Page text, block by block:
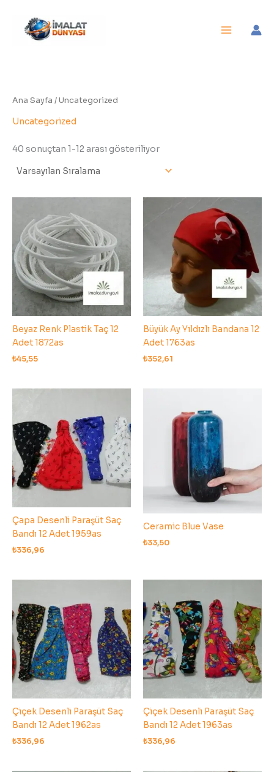
Ana Sayfa / Uncategorized
Uncategorized
40 sonuçtan 1-12 arası gösteriliyor
Beyaz Renk Plastik Taç 12
Adet 1872as
₺45,55
Büyük Ay Yıldızlı Bandana 12
Adet 1763as
₺352,61
Çapa Desenli Paraşüt Saç
Bandı 12 Adet 1959as
₺336,96
Ceramic Blue Vase
₺33,50
Çiçek Desenli Paraşüt Saç
Bandı 12 Adet 1962as
₺336,96
Çiçek Desenli Paraşüt Saç
Bandı 12 Adet 1963as
₺336,96